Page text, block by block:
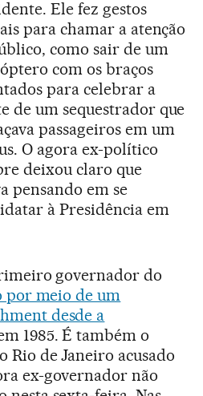
Ele fez gestos
para chamar a atenção
como sair de um
com os braços
para celebrar a
de um sequestrador que
passageiros em um
O agora ex-político
deixou claro que
pensando em se
à Presidência em
governador do
por meio de um
desde a
1985. É também o
Rio de Janeiro acusado
ex-governador não